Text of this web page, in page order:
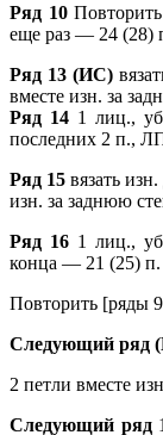
Ряд 10
еще раз — 24 (28)
Ряд 13 (ИС)
вместе изн. за
Ряд 14 1 лиц.,
последних 2 п.,
Ряд 15 вязать
изн. за заднюю
Ряд 16 1 лиц.,
конца — 21 (25)
Повторить [ряды
Следующий ряд
2 петли вместе
Следующий ряд